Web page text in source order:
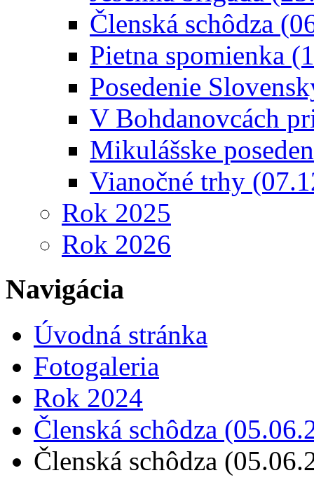
Členská schôdza
Pietna spomienka
Posedenie
V Bohdanovcách
Mikulášske
Vianočné trhy
Rok 2025
Rok 2026
Navigácia
Úvodná stránka
Fotogaleria
Rok 2024
Členská schôdza
Členská schôdza